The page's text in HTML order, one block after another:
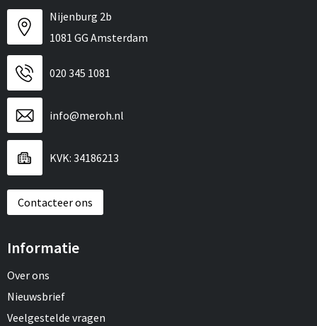
Nijenburg 2b
1081 GG Amsterdam
020 345 1081
info@meroh.nl
KVK: 34186213
Contacteer ons
Informatie
Over ons
Nieuwsbrief
Veelgestelde vragen